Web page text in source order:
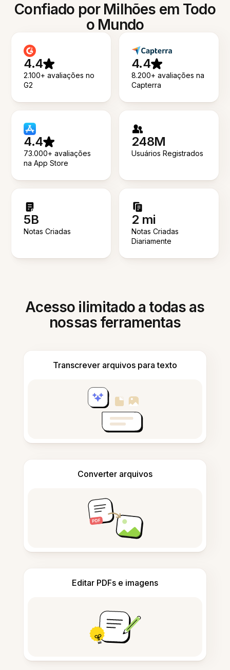
Confiado por Milhões em Todo
o Mundo
4.4
2.100+ avaliações no
G2
4.4
8.200+ avaliações na
Capterra
4.4
73.000+ avaliações
na App Store
248M
Usuários Registrados
5B
Notas Criadas
2 mi
Notas Criadas
Diariamente
Acesso ilimitado a todas as
nossas ferramentas
Transcrever arquivos para texto
Converter arquivos
Editar PDFs e imagens